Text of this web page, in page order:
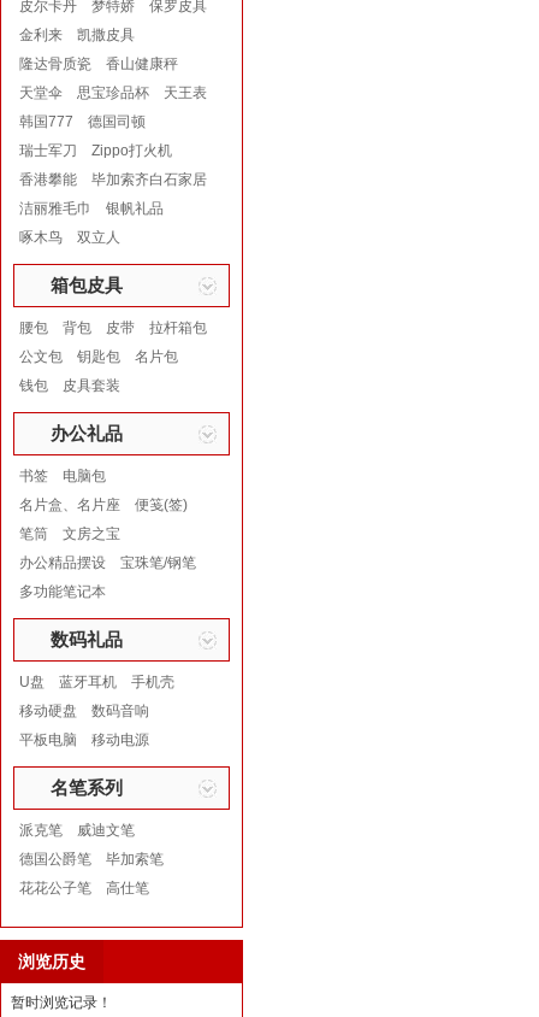
皮尔卡丹 梦特娇
保罗皮具
金利来
凯撒皮具
隆达骨质瓷
香山健康秤
天堂伞
思宝珍品杯
天王表
韩国777
德国司顿
瑞士军刀
Zippo打火机
香港攀能
毕加索齐白石家居
洁丽雅毛巾
银帆礼品
啄木鸟
双立人
箱包皮具
腰包 背包 皮带
拉杆箱包
公文包
钥匙包
名片包
钱包
皮具套装
办公礼品
书签
电脑包
名片盒、名片座
便笺(签)
笔筒
文房之宝
办公精品摆设
宝珠笔/钢笔
多功能笔记本
数码礼品
U盘 蓝牙耳机
手机壳
移动硬盘
数码音响
平板电脑
移动电源
名笔系列
派克笔
威迪文笔
德国公爵笔
毕加索笔
花花公子笔
高仕笔
浏览历史
暂时浏览记录！